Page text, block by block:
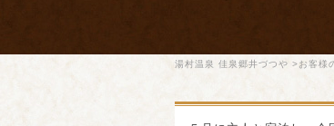
湯村温泉 佳泉郷井づつや >お客様